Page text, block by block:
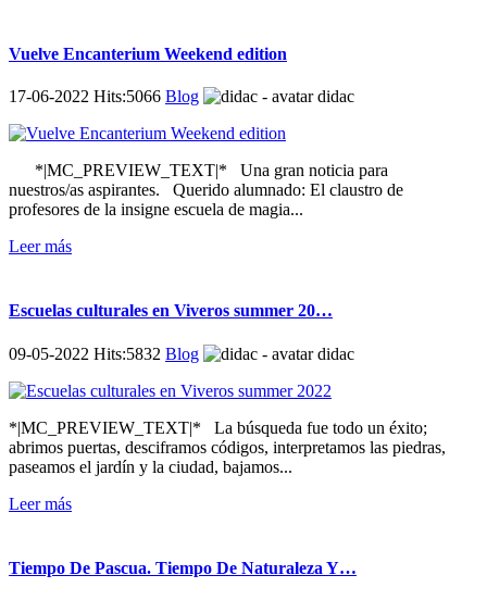
Vuelve Encanterium Weekend edition
17-06-2022 Hits:5066 Blog didac
*|MC_PREVIEW_TEXT|* Una gran noticia para
nuestros/as aspirantes. Querido alumnado: El claustro de
profesores de la insigne escuela de magia...
Leer más
Escuelas culturales en Viveros summer 20…
09-05-2022 Hits:5832 Blog didac
*|MC_PREVIEW_TEXT|* La búsqueda fue todo un éxito;
abrimos puertas, desciframos códigos, interpretamos las piedras,
paseamos el jardín y la ciudad, bajamos...
Leer más
Tiempo De Pascua. Tiempo De Naturaleza Y…